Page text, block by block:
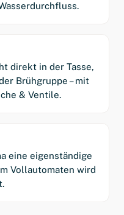
direkt in der Tasse,
Brühgruppe – mit
& Ventile.
eine eigenständige
Vollautomaten wird